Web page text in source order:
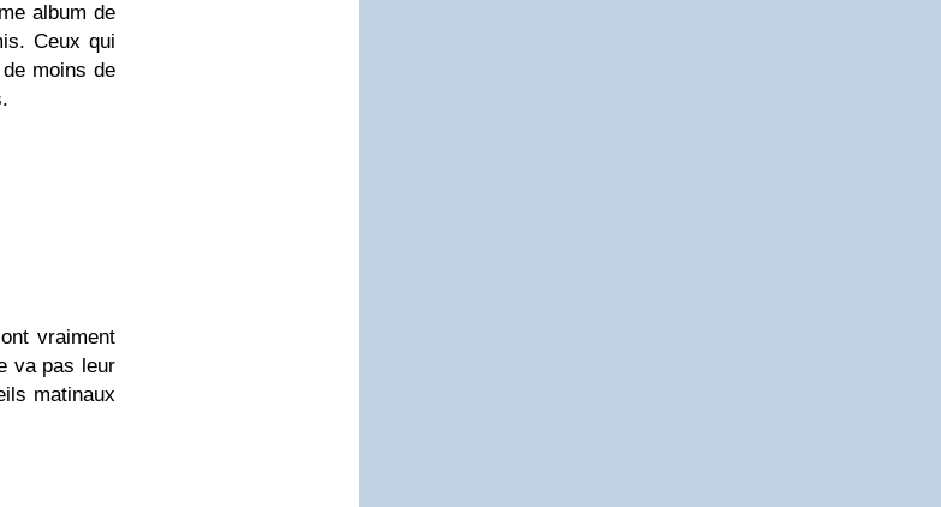
album de
Ceux qui
moins de
vraiment
va pas leur
matinaux